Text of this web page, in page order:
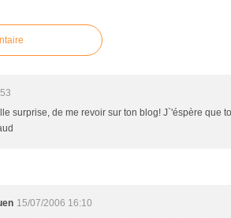
surprise, de me revoir sur ton blog! J`'éspère que
15/07/2006 16:10